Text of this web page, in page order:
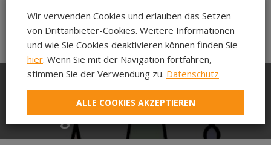
Information an die
Pfarrgemeinden im SSR
Wir verwenden Cookies und erlauben das Setzen
von Drittanbieter-Cookies. Weitere Informationen
und wie Sie Cookies deaktivieren können finden Sie
hier. Wenn Sie mit der Navigation fortfahren,
stimmen Sie der Verwendung zu. Datenschutz
ALLE COOKIES AKZEPTIEREN